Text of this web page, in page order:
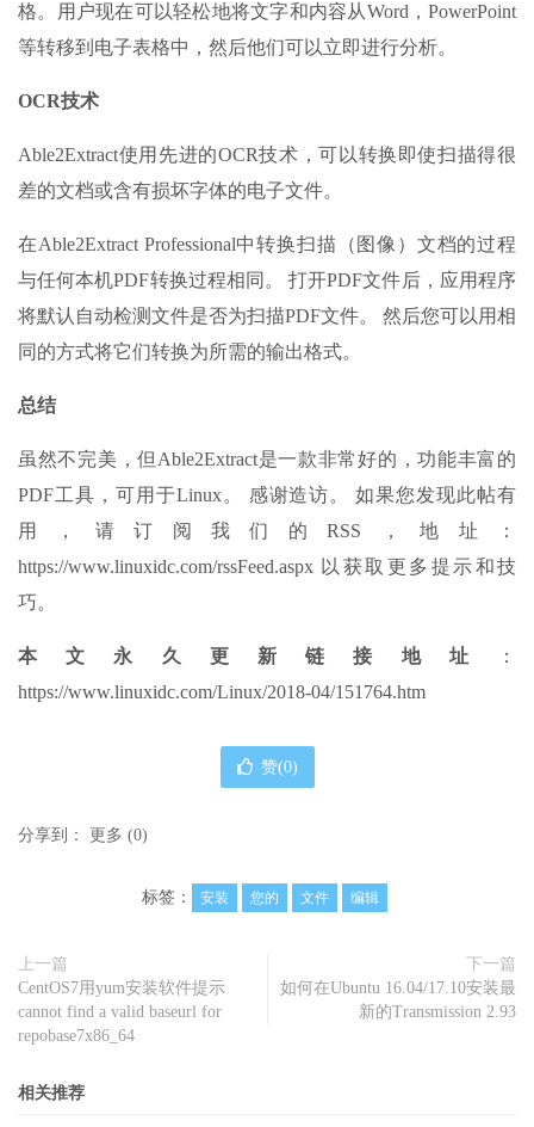
格。用户现在可以轻松地将文字和内容从Word，PowerPoint
等转移到电子表格中，然后他们可以立即进行分析。
OCR技术
Able2Extract使用先进的OCR技术，可以转换即使扫描得很
差的文档或含有损坏字体的电子文件。
在Able2Extract Professional中转换扫描（图像）文档的过程
与任何本机PDF转换过程相同。 打开PDF文件后，应用程序
将默认自动检测文件是否为扫描PDF文件。 然后您可以用相
同的方式将它们转换为所需的输出格式。
总结
虽然不完美，但Able2Extract是一款非常好的，功能丰富的
PDF工具，可用于Linux。 感谢造访。 如果您发现此帖有
用，请订阅我们的RSS，地址：
https://www.linuxidc.com/rssFeed.aspx 以获取更多提示和技
巧。
本文永久更新链接地址
：
https://www.linuxidc.com/Linux/2018-04/151764.htm
赞(0)
分享到： 更多 (0)
标签： 安装 您的 文件 编辑
上一篇
CentOS7用yum安装软件提示
cannot find a valid baseurl for
repobase7x86_64
下一篇
如何在Ubuntu 16.04/17.10安装最
新的Transmission 2.93
相关推荐